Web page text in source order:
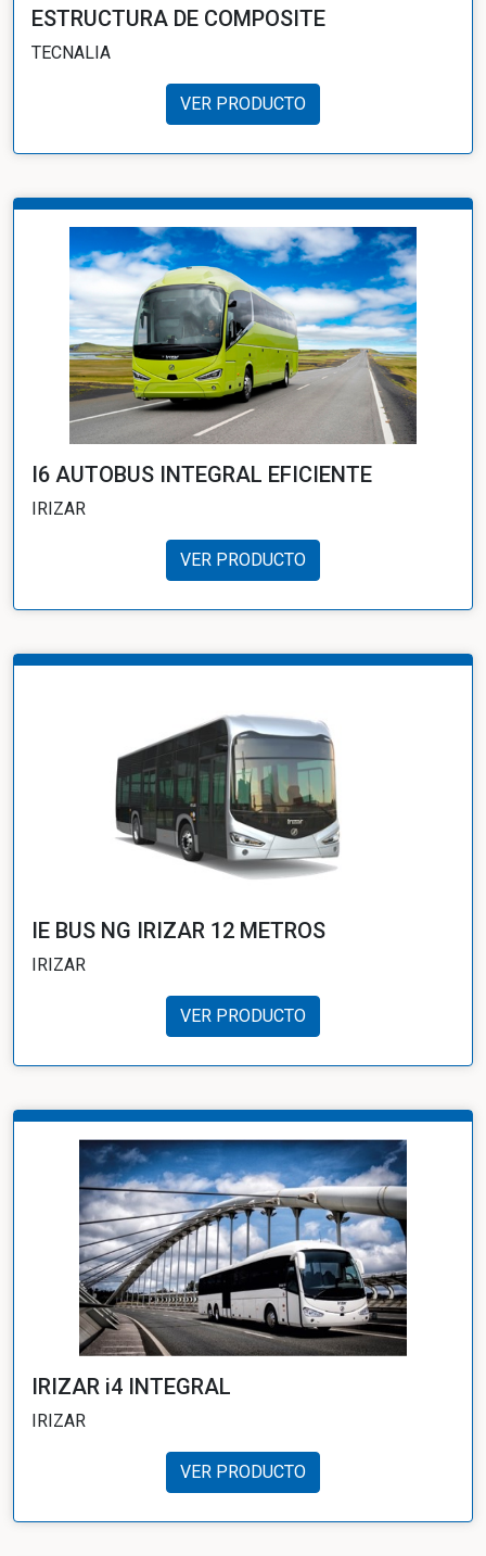
ESTRUCTURA DE COMPOSITE
TECNALIA
VER PRODUCTO
I6 AUTOBUS INTEGRAL EFICIENTE
IRIZAR
VER PRODUCTO
IE BUS NG IRIZAR 12 METROS
IRIZAR
VER PRODUCTO
IRIZAR i4 INTEGRAL
IRIZAR
VER PRODUCTO